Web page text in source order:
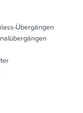
Übergängen